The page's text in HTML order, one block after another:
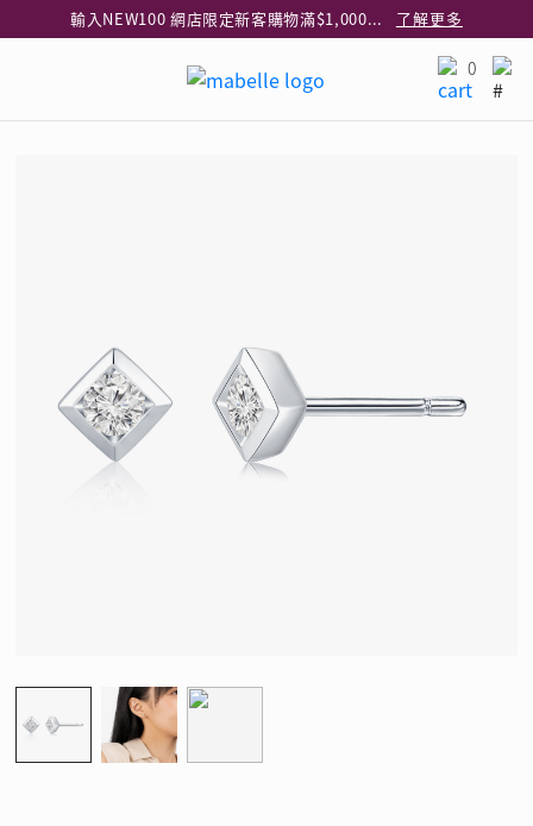
輸入NEW100 網店限定新客購物滿$1,000減$100
了解更多
指定純銀動物耳環2件享7折
0